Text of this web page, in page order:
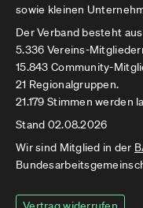
sowie kleinen
Der Verband besteht aus
5.336 Vereins-
15.843 Community-
21 Regionalgruppen.
21.179 Stimmen werden
Stand 02.08.2026
Wir sind Mitglied in der